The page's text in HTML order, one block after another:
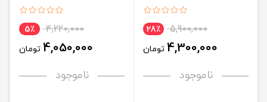
5,900,000 28٪
4,300,000 تومان
ناموجود
4,220,000 5٪
4,050,000 تومان
ناموجود